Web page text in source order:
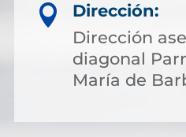

Dirección:
Dirección
diagonal
María de